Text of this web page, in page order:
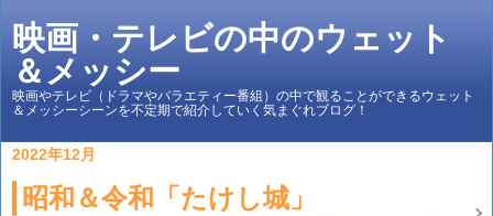
映画・テレビの中のウェット
＆メッシー
映画やテレビ（ドラマやバラエティー番組）の中で観ることができるウェット
＆メッシーシーンを不定期で紹介していく気まぐれブログ！
2022年12月
昭和＆令和「たけし城」